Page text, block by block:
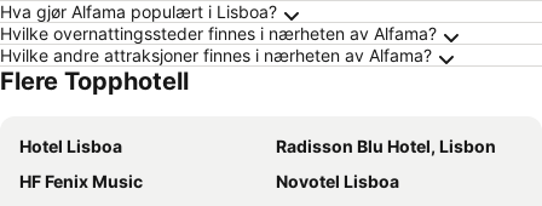
Hva gjør Alfama populært i Lisboa?
Hvilke overnattingssteder finnes i nærheten av Alfama?
Hvilke andre attraksjoner finnes i nærheten av Alfama?
Flere Topphotell
Hotel Lisboa
Radisson Blu Hotel, Lisbon
HF Fenix Music
Novotel Lisboa